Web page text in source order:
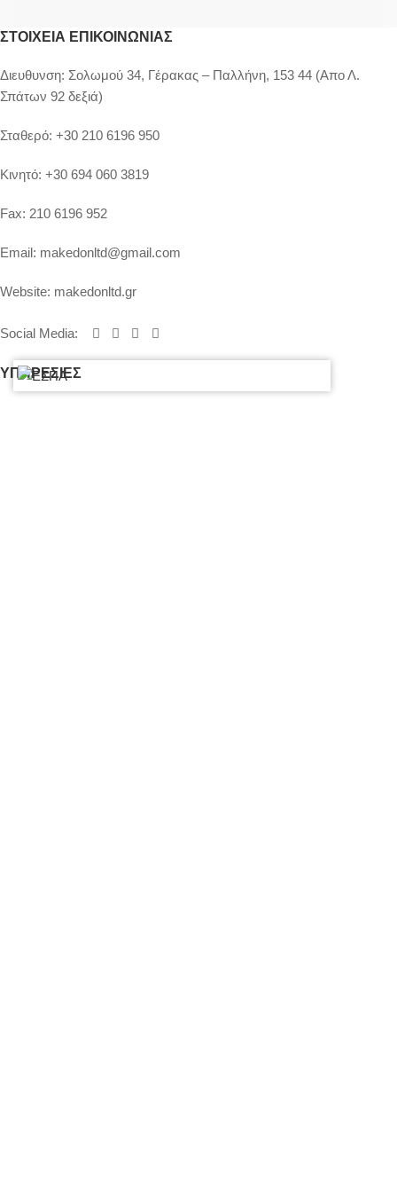
ΣΤΟΙΧΕΊΑ ΕΠΙΚΟΙΝΩΝΊΑΣ
Διευθυνση: Σολωμού 34, Γέρακας – Παλλήνη, 153 44 (Απο Λ.
Σπάτων 92 δεξιά)
Σταθερό: +30 210 6196 950
Κινητό: +30 694 060 3819
Fax: 210 6196 952
Email: makedonltd@gmail.com
Website: makedonltd.gr
Social Media:
ΥΠΗΡΕΣΙΕΣ